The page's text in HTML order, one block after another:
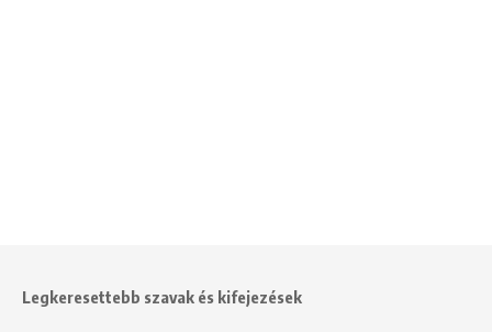
Legkeresettebb szavak és kifejezések